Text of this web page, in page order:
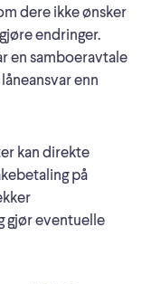
dere ikke ønsker
endringer.
en samboeravtale
enn
kan direkte
på
gjør eventuelle